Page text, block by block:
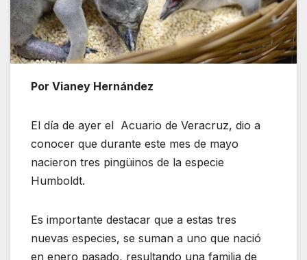
Por Vianey Hernández
El día de ayer el Acuario de Veracruz, dio a
conocer que durante este mes de mayo
nacieron tres pingüinos de la especie
Humboldt.
Es importante destacar que a estas tres
nuevas especies, se suman a uno que nació
en enero pasado, resultando una familia de